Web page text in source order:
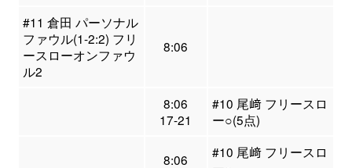
#11 倉田 パーソナル
ファウル(1-2:2) フリ
ースローオンファウ
ル2
8:06
8:06
17-21
#10 尾﨑 フリースロ
ー○(5点)
8:06
#10 尾﨑 フリースロ